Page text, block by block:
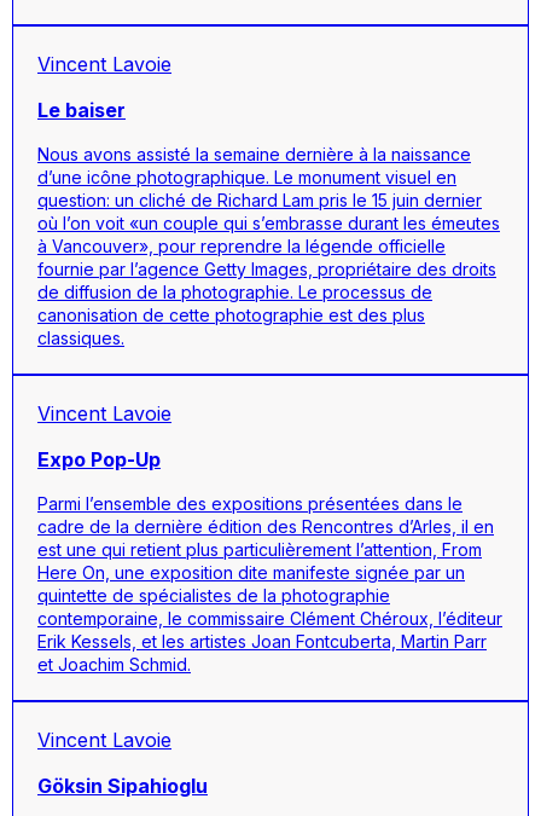
Vincent Lavoie
Le baiser
Nous avons assisté la semaine dernière à la naissance
d’une icône photographique. Le monument visuel en
question: un cliché de Richard Lam pris le 15 juin dernier
où l’on voit «un couple qui s’embrasse durant les émeutes
à Vancouver», pour reprendre la légende officielle
fournie par l’agence Getty Images, propriétaire des droits
de diffusion de la photographie. Le processus de
canonisation de cette photographie est des plus
classiques.
Vincent Lavoie
Expo Pop-Up
Parmi l’ensemble des expositions présentées dans le
cadre de la dernière édition des Rencontres d’Arles, il en
est une qui retient plus particulièrement l’attention, From
Here On, une exposition dite manifeste signée par un
quintette de spécialistes de la photographie
contemporaine, le commissaire Clément Chéroux, l’éditeur
Erik Kessels, et les artistes Joan Fontcuberta, Martin Parr
et Joachim Schmid.
Vincent Lavoie
Göksin Sipahioglu